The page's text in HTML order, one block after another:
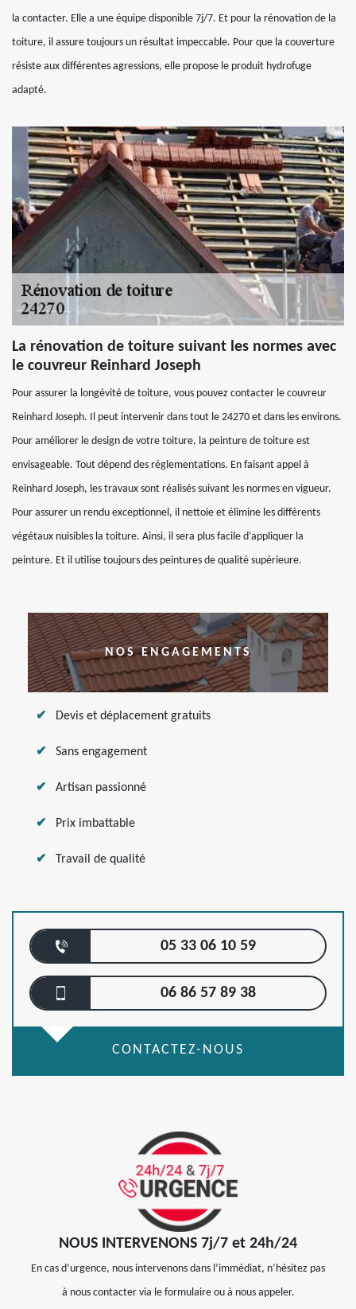
la contacter. Elle a une équipe disponible 7j/7. Et pour la rénovation de la
toiture, il assure toujours un résultat impeccable. Pour que la couverture
résiste aux différentes agressions, elle propose le produit hydrofuge
adapté.
La rénovation de toiture suivant les normes avec
le couvreur Reinhard Joseph
Pour assurer la longévité de toiture, vous pouvez contacter le couvreur
Reinhard Joseph. Il peut intervenir dans tout le 24270 et dans les environs.
Pour améliorer le design de votre toiture, la peinture de toiture est
envisageable. Tout dépend des réglementations. En faisant appel à
Reinhard Joseph, les travaux sont réalisés suivant les normes en vigueur.
Pour assurer un rendu exceptionnel, il nettoie et élimine les différents
végétaux nuisibles la toiture. Ainsi, il sera plus facile d’appliquer la
peinture. Et il utilise toujours des peintures de qualité supérieure.
NOS ENGAGEMENTS
Devis et déplacement gratuits
Sans engagement
Artisan passionné
Prix imbattable
Travail de qualité
05 33 06 10 59
06 86 57 89 38
CONTACTEZ-NOUS
NOUS INTERVENONS 7j/7 et 24h/24
En cas d’urgence, nous intervenons dans l’immédiat, n’hésitez pas
à nous contacter via le formulaire ou à nous appeler.